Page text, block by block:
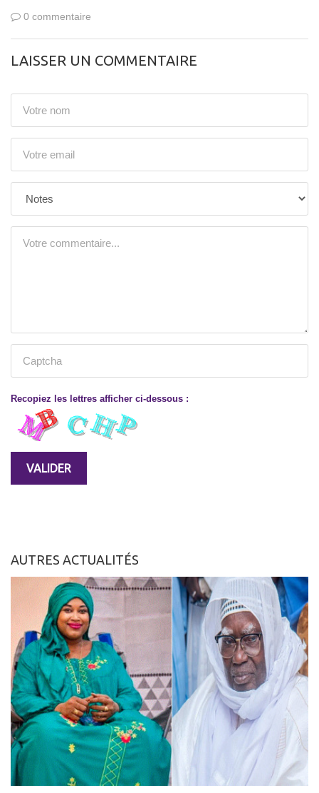
0 commentaire
LAISSER UN COMMENTAIRE
Recopiez les lettres afficher ci-dessous :
AUTRES ACTUALITÉS